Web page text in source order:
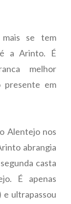
mais se tem
é a Arinto. É
melhor
presente em
Alentejo nos
abrangia
casta
É apenas
e ultrapassou